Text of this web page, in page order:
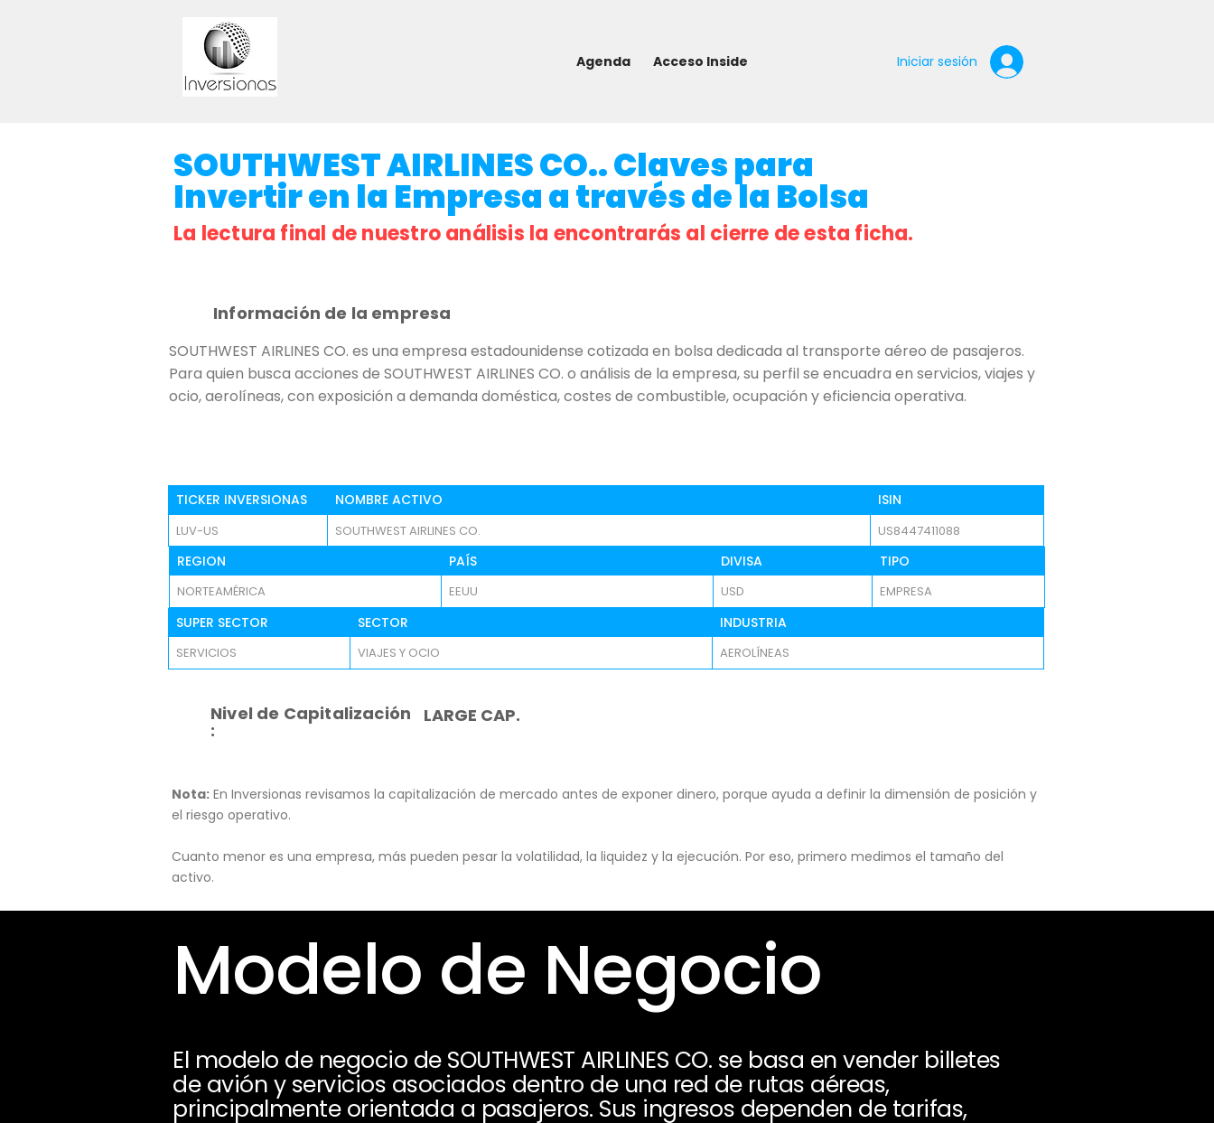
Agenda Acceso Inside Iniciar sesión
SOUTHWEST AIRLINES CO.. Claves para
Invertir en la Empresa a través de la Bolsa
La lectura final de nuestro análisis la encontrarás al cierre de esta ficha.
Información de la empresa
SOUTHWEST AIRLINES CO. es una empresa estadounidense cotizada en bolsa dedicada al transporte aéreo de pasajeros.
Para quien busca acciones de SOUTHWEST AIRLINES CO. o análisis de la empresa, su perfil se encuadra en servicios, viajes y
ocio, aerolíneas, con exposición a demanda doméstica, costes de combustible, ocupación y eficiencia operativa.
TICKER INVERSIONAS NOMBRE ACTIVO ISIN
LUV-US SOUTHWEST AIRLINES CO. US8447411088
REGION PAÍS DIVISA TIPO
NORTEAMÉRICA EEUU USD EMPRESA
SUPER SECTOR SECTOR INDUSTRIA
SERVICIOS VIAJES Y OCIO AEROLÍNEAS
Nivel de Capitalización
:
LARGE CAP.
Nota: En Inversionas revisamos la capitalización de mercado antes de exponer dinero, porque ayuda a definir la dimensión de posición y
el riesgo operativo.
Cuanto menor es una empresa, más pueden pesar la volatilidad, la liquidez y la ejecución. Por eso, primero medimos el tamaño del
activo.
Modelo de Negocio
El modelo de negocio de SOUTHWEST AIRLINES CO. se basa en vender billetes
de avión y servicios asociados dentro de una red de rutas aéreas,
principalmente orientada a pasajeros. Sus ingresos dependen de tarifas,